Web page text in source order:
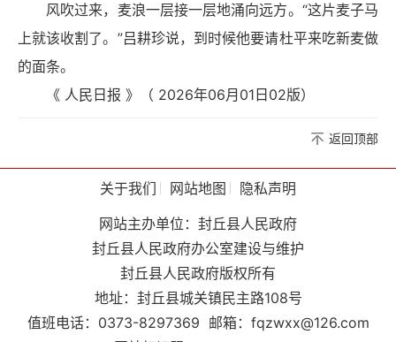
风吹过来，麦浪一层接一层地涌向远方。“这片麦子马
上就该收割了。”吕耕珍说，到时候他要请杜平来吃新麦做
的面条。
《 人民日报 》（ 2026年06月01日02版）
返回顶部
关于我们 网站地图
隐私声明
网站主办单位：封丘县人民政府
封丘县人民政府办公室建设与维护
封丘县人民政府版权所有
地址：封丘县城关镇民主路108号
值班电话：0373-8297369 邮箱：fqzwxx@126.com